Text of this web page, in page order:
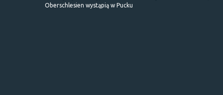
Oberschlesien wystąpią w Pucku